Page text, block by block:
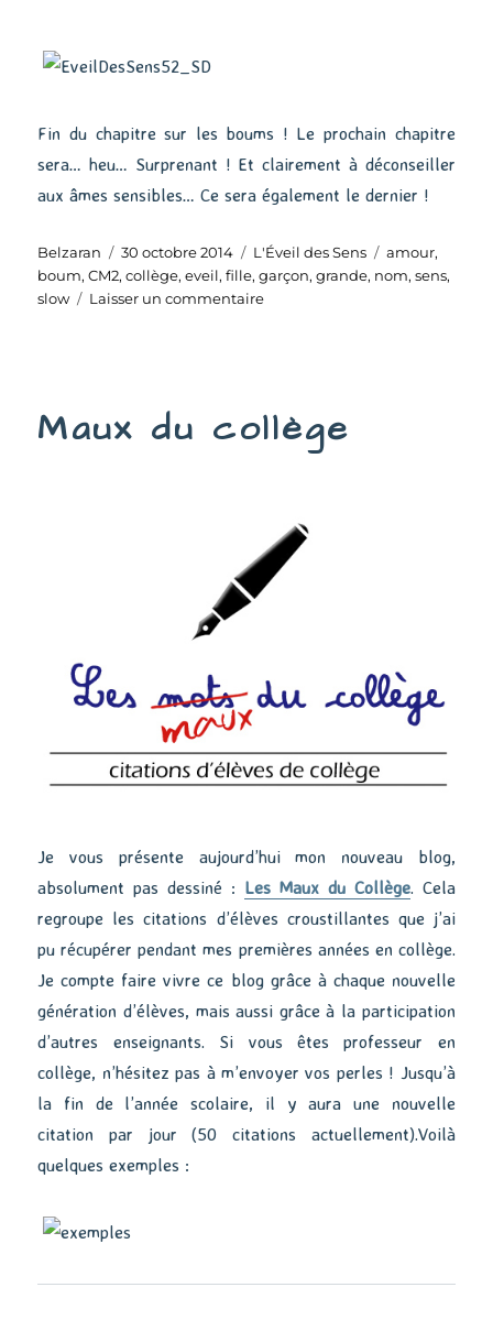
Fin du chapitre sur les boums ! Le prochain chapitre
sera… heu… Surprenant ! Et clairement à déconseiller
aux âmes sensibles… Ce sera également le dernier !
Auteur
Belzaran
Publié
le
30 octobre 2014 Catégories
L'Éveil des Sens Étiquettes
amour,
boum,CM2,collège,eveil,fille,garçon,grande, nom,sens,
slow
Laisser un commentairesur
Maux du collège
Je vous présente aujourd’hui mon nouveau blog,
absolument pas dessiné : Les Maux du Collège. Cela
regroupe les citations d’élèves croustillantes que j’ai
pu récupérer pendant mes premières années en collège.
Je compte faire vivre ce blog grâce à chaque nouvelle
génération d’élèves, mais aussi grâce à la participation
d’autres enseignants. Si vous êtes professeur en
collège, n’hésitez pas à m’envoyer vos perles ! Jusqu’à
la fin de l’année scolaire, il y aura une nouvelle
citation par jour (50 citations actuellement).Voilà
quelques exemples :